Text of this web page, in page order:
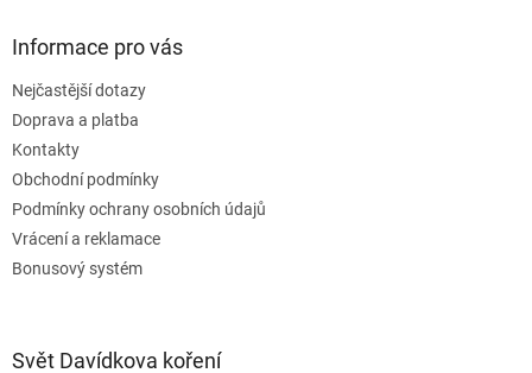
Informace pro vás
Nejčastější dotazy
Doprava a platba
Kontakty
Obchodní podmínky
Podmínky ochrany osobních údajů
Vrácení a reklamace
Bonusový systém
Svět Davídkova koření